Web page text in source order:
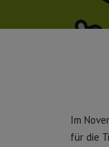
Im
für die